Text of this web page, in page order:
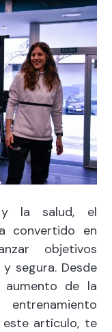
la salud, el
convertido en
objetivos
segura. Desde
de la
este artículo, te